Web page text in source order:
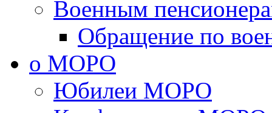
Военным
Обращение по
о МОРО
Юбилеи МОРО